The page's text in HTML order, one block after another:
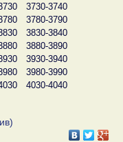
3730-3740
3780-3790
3830-3840
3880-3890
3930-3940
3980-3990
4030-4040